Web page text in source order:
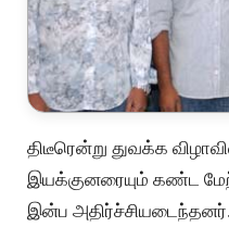
திடீரென்று துவக்க
இயக்குனரையும் கண்ட
இன்ப அதிர்ச்சியடைந்தனர்.